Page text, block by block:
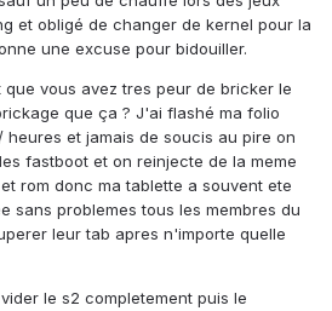
et obligé de changer de kernel pour la
une excuse pour bidouiller.
vous avez tres peur de bricker le
que ça ? J'ai flashé ma folio
et jamais de soucis au pire on
fastboot et on reinjecte de la meme
rom donc ma tablette a souvent ete
sans problemes tous les membres du
leur tab apres n'importe quelle
le s2 completement puis le